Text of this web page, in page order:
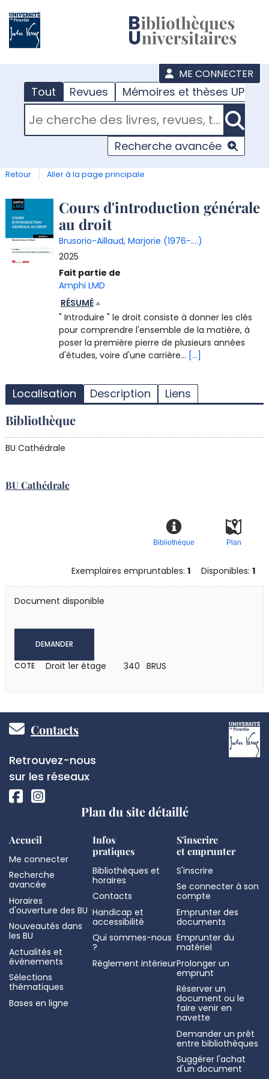
ME CONNECTER
Tout Revues Mémoires et thèses UPJV
RECHERCHER DANS "TOUT"
Recherche avancée
Retour Aller à la page principale
Détail
document
Cours d'introduction générale
au droit
Brusorio-Aillaud, Marjorie (1976-....)
2025
Fait partie de
Amphi LMD
RÉSUMÉ
" Introduire " le droit consiste à donner les clés
pour comprendre l'ensemble de la matière, à
poser la première pierre de plusieurs années
d'études, voire d'une carrière... [...]
Localisation Description Liens
Bibliothèque
BU Cathédrale
BU Cathédrale
Plan
Bibliothèque
Exemplaires empruntables:1 Disponibles:1
Document disponible
DEMANDER
COTE Droit 1er étage 340 BRUS
Pied
de
page
Contacts
Réseaux
sociaux
Retrouvez-nous
sur les réseaux
Plan du site détaillé
Accueil
Me connecter
Recherche
avancée
Horaires
d'ouverture des BU
Nouveautés dans
les BU
Actualités et
évènements
Sélections
thématiques
Bases en ligne
Infos
pratiques
Bibliothèques et
horaires
Contacts
Handicap et
accessibilité
Qui sommes-nous
?
Règlement intérieur
S'inscrire
et emprunter
S'inscrire
Se connecter à son
compte
Emprunter des
documents
Emprunter du
matériel
Prolonger un
emprunt
Réserver un
document ou le
faire venir en
navette
Demander un prêt
entre bibliothèques
Suggérer l'achat
d'un document